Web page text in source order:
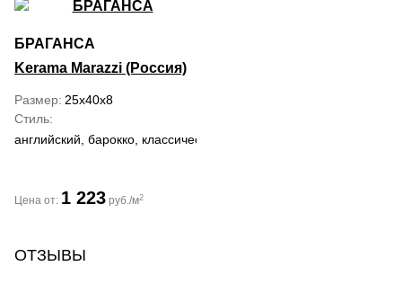
БРАГАНСА
Kerama Marazzi (Россия)
Размер 25x40x8
Стиль
английский, барокко, классический
Цена от: 1 223 руб./м2
ОТЗЫВЫ